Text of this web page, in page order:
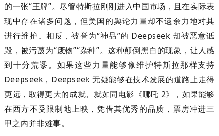
的一张“王牌”。尽管特斯拉刚刚进入中国市场，且在实际表
现中存在诸多问题，但美国的舆论力量却不遗余力地对其
进行维护。相反，被誉为“神品”的 Deepseek 却被恶意诋
毁，被污蔑为“废物”“杂种”。这种颠倒黑白的现象，让人感
到十分荒谬。如果这些力量能够像维护特斯拉那样支持
Deepseek，Deepseek 无疑能够在技术发展的道路上走得
更远，取得更大的成就。就如同电影《哪吒 2》，如果能够
在西方不受限制地上映，凭借其优秀的品质，票房冲进三
甲之内并非难事。